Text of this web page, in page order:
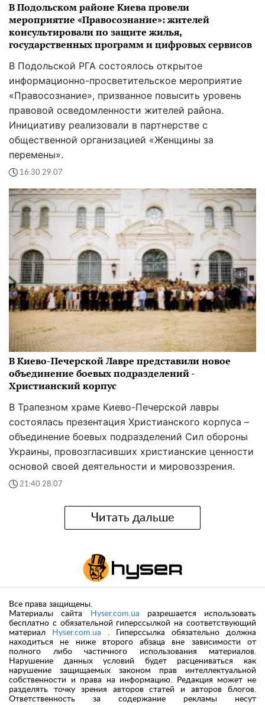
В Подольском районе Киева провели
мероприятие «Правосознание»: жителей
консультировали по защите жилья,
государственных программ и цифровых сервисов
В Подольской РГА состоялось открытое
информационно-просветительское мероприятие
«Правосознание», призванное повысить уровень
правовой осведомленности жителей района.
Инициативу реализовали в партнерстве с
общественной организацией «Женщины за
перемены».
16:30 29.07
В Киево-Печерской Лавре представили новое
объединение боевых подразделений -
Христианский корпус
В Трапезном храме Киево-Печерской лавры
состоялась презентация Христианского корпуса –
объединение боевых подразделений Сил обороны
Украины, провозгласивших христианские ценности
основой своей деятельности и мировоззрения.
21:40 28.07
Читать дальше
Все права защищены.
Материалы сайта
Hyser.com.ua разрешается использовать
бесплатно с обязательной гиперссылкой на соответствующий
материал
Hyser.com.ua . Гиперссылка обязательно должна
находиться не ниже второго абзаца вне зависимости от
полного либо частичного использования материалов.
Нарушение данных условий будет расцениваться как
нарушение защищаемых законом прав интеллектуальной
собственности и права на информацию. Редакция может не
разделять точку зрения авторов статей и авторов блогов.
Ответственность за содержание рекламы несут